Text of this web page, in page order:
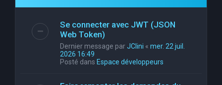
Se connecter avec JWT (JSON
Web Token)
Dernier message parJClini « mer. 22 juil.
2026 16:49
Posté dans Espace développeurs